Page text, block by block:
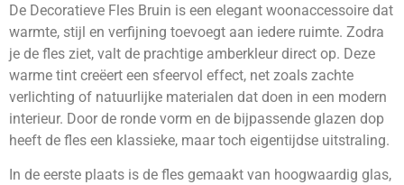
De Decoratieve Fles Bruin is een elegant woonaccessoire dat
warmte, stijl en verfijning toevoegt aan iedere ruimte. Zodra
je de fles ziet, valt de prachtige amberkleur direct op. Deze
warme tint creëert een sfeervol effect, net zoals zachte
verlichting of natuurlijke materialen dat doen in een modern
interieur. Door de ronde vorm en de bijpassende glazen dop
heeft de fles een klassieke, maar toch eigentijdse uitstraling.
In de eerste plaats is de fles gemaakt van hoogwaardig glas,